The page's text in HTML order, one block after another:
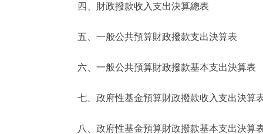
便民服務
仲介服務
政民互動
12345網上接訴即辦
四、財政撥款收入支出決算總表
五、一般公共預算財政撥款支出決算表
六、一般公共預算財政撥款基本支出決算表
七、政府性基金預算財政撥款收入支出決算
八、政府性基金預算財政撥款基本支出決算